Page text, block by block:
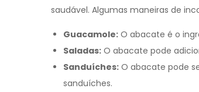
saudável. Algumas maneiras de
Guacamole: O abacate é o
Saladas: O abacate pode
Sanduíches: O abacate pode
sanduíches.